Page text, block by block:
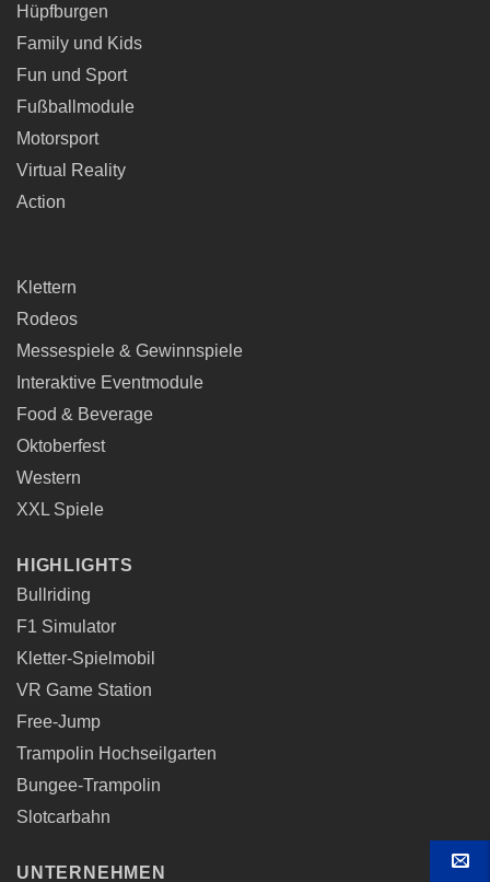
Hüpfburgen
Family und Kids
Fun und Sport
Fußballmodule
Motorsport
Virtual Reality
Action
Klettern
Rodeos
Messespiele & Gewinnspiele
Interaktive Eventmodule
Food & Beverage
Oktoberfest
Western
XXL Spiele
HIGHLIGHTS
Bullriding
F1 Simulator
Kletter-Spielmobil
VR Game Station
Free-Jump
Trampolin Hochseilgarten
Bungee-Trampolin
Slotcarbahn
UNTERNEHMEN